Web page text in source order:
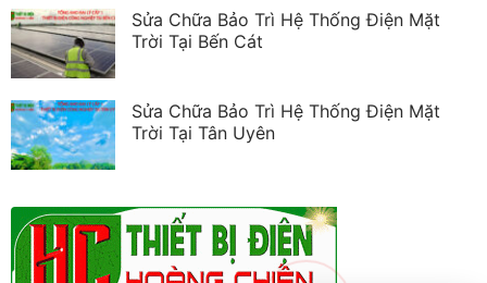
Sửa Chữa Bảo Trì Hệ Thống Điện Mặt
Trời Tại Bến Cát
Sửa Chữa Bảo Trì Hệ Thống Điện Mặt
Trời Tại Tân Uyên